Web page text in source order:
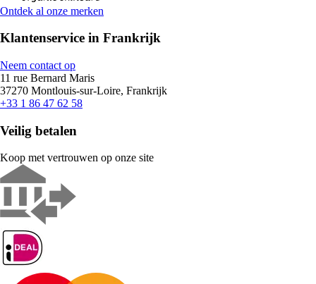
Ontdek al onze merken
Klantenservice in Frankrijk
Neem contact op
11 rue Bernard Maris
37270 Montlouis-sur-Loire, Frankrijk
+33 1 86 47 62 58
Veilig betalen
Koop met vertrouwen op onze site